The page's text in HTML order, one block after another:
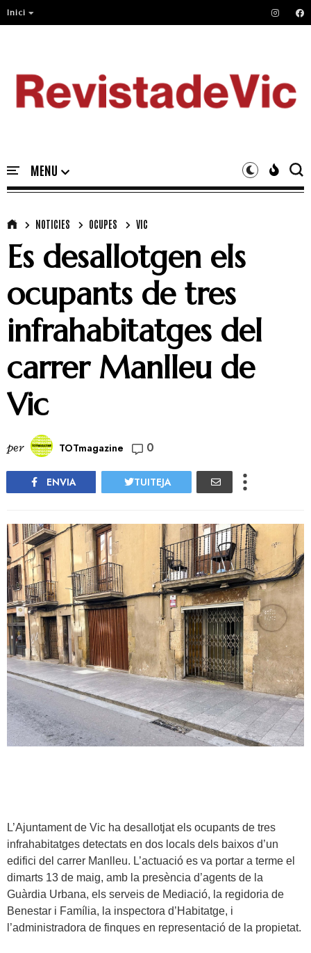
Inici
NOTICIES OCUPES VIC
Es desallotgen els
ocupants de tres
infrahabitatges del
carrer Manlleu de
Vic
per TOTmagazine 0
ENVIA TUITEJA
L’Ajuntament de Vic ha desallotjat els ocupants de tres
infrahabitatges detectats en dos locals dels baixos d’un
edifici del carrer Manlleu. L’actuació es va portar a terme el
dimarts 13 de maig, amb la presència d’agents de la
Guàrdia Urbana, els serveis de Mediació, la regidoria de
Benestar i Família, la inspectora d’Habitatge, i
l’administradora de finques en representació de la propietat.